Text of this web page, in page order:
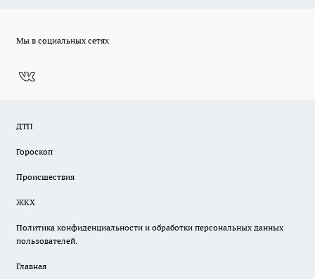
Мы в социальных сетях
ДТП
Гороскоп
Происшествия
ЖКХ
Политика конфиденциальности и обработки персональных данных
пользователей.
Главная